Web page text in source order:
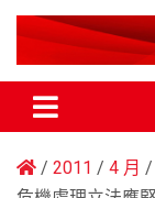
新華澳報
2011 4 月